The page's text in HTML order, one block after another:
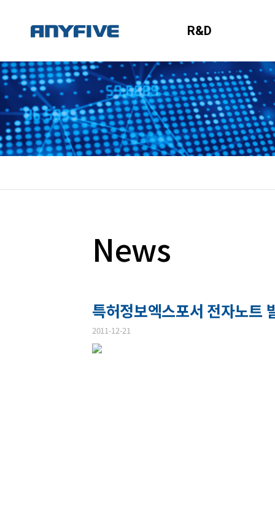
R&D
News
특허정보엑스포서 전자노
2011-12-21